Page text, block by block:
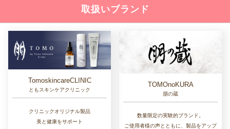
取扱いブランド
TomoskincareCLINIC
ともスキンケアクリニック
クリニックオリジナル製品
美と健康をサポート
TOMOnoKURA
朋の蔵
数量限定の実験的ブランド。
ご使用者様の声とともに、製品をアップ